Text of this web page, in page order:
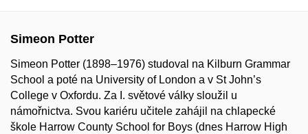
Simeon Potter
Simeon Potter (1898–1976) studoval na Kilburn Grammar
School a poté na University of London a v St John’s
College v Oxfordu. Za I. světové války sloužil u
námořnictva. Svou kariéru učitele zahájil na chlapecké
škole Harrow County School for Boys (dnes Harrow High